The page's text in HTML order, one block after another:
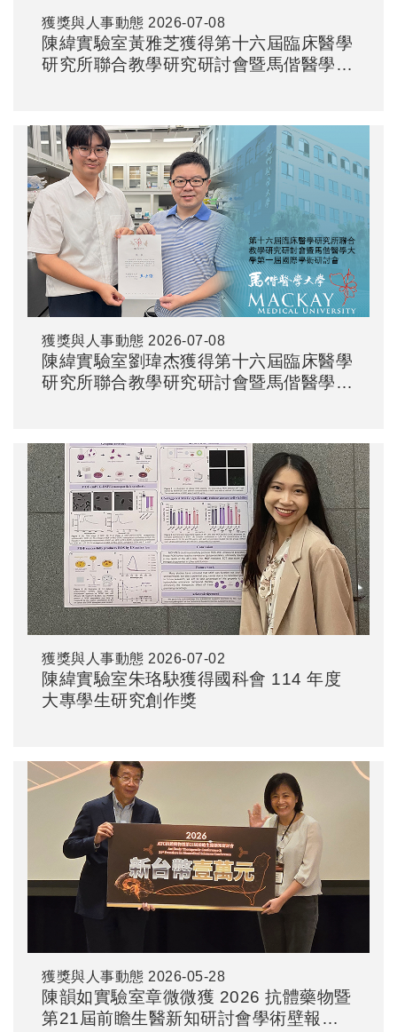
獲獎與人事動態 2026-07-08
陳緯實驗室黃雅芝獲得第十六屆臨床醫學
研究所聯合教學研究研討會暨馬偕醫學大
獲獎與人事動態 2026-07-08
陳緯實驗室劉瑋杰獲得第十六屆臨床醫學
研究所聯合教學研究研討會暨馬偕醫學大
獲獎與人事動態 2026-07-02
陳緯實驗室朱珞駃獲得國科會 114 年度
大專學生研究創作獎
獲獎與人事動態 2026-05-28
陳韻如實驗室章微微獲 2026 抗體藥物暨
第21屆前瞻生醫新知研討會學術壁報優